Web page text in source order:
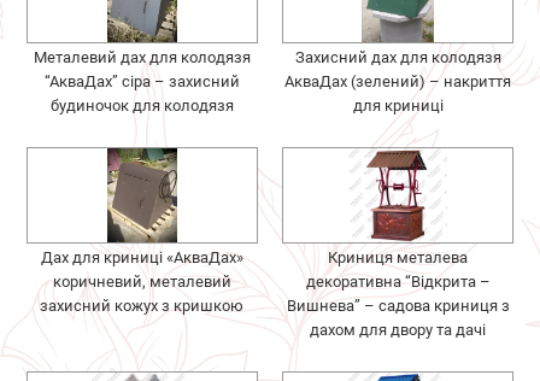
Металевий дах для колодязя
“АкваДах” сіра – захисний
будиночок для колодязя
Захисний дах для колодязя
АкваДах (зелений) – накриття
для криниці
Дах для криниці «АкваДах»
коричневий, металевий
захисний кожух з кришкою
Криниця металева
декоративна “Відкрита –
Вишнева” – садова криниця з
дахом для двору та дачі